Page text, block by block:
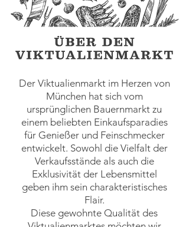
Der Viktualienmarkt im Herzen von
München hat sich vom
ursprünglichen Bauernmarkt zu
einem beliebten Einkaufsparadies
für Genießer und Feinschmecker
entwickelt. Sowohl die Vielfalt der
Verkaufsstände als auch die
Exklusivität der Lebensmittel
geben ihm sein charakteristisches
Flair.
Diese gewohnte Qualität des